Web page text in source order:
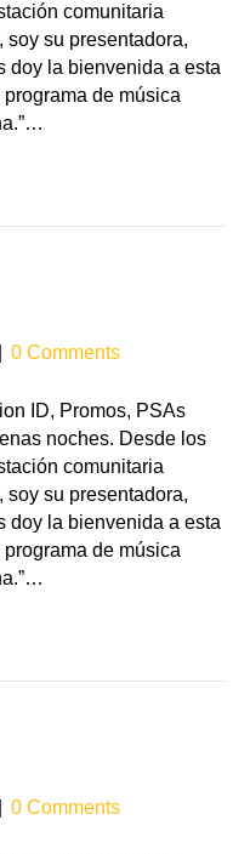
comunitaria
su presentadora,
doy la bienvenida a esta
programa de música
0 Comments
ID, Promos, PSAs
noches. Desde los
comunitaria
su presentadora,
doy la bienvenida a esta
programa de música
0 Comments